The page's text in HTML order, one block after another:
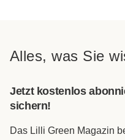
Alles, was Sie
Jetzt kostenlos
sichern!
Das Lilli Green Magazin